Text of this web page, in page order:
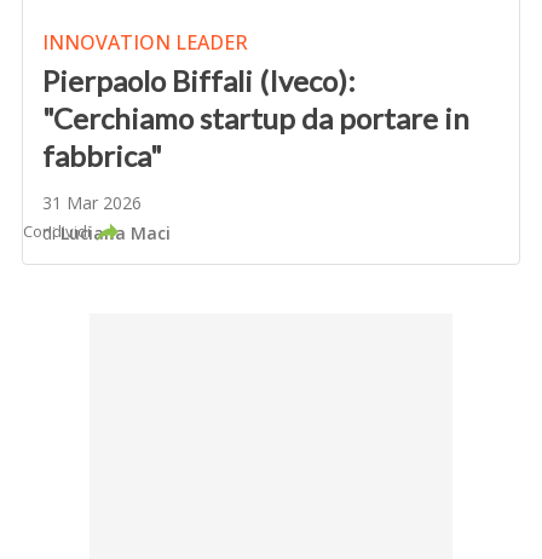
INNOVATION LEADER
Pierpaolo Biffali (Iveco):
"Cerchiamo startup da portare in
fabbrica"
31 Mar 2026
diLuciana Maci
Condividi